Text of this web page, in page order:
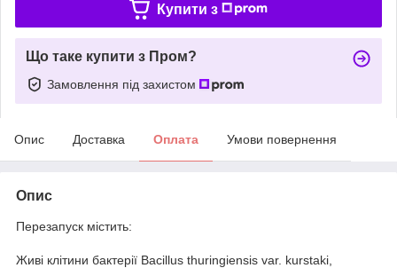
Купити з
Що таке купити з Пром?
Замовлення під захистом
Опис Доставка Оплата Умови повернення
Опис
Перезапуск містить:
Живі клітини бактерії Bacillus thuringiensis var. kurstaki,